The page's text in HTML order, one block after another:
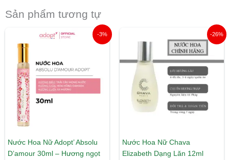
Sản phẩm tương tự
-3%
Nước Hoa Nữ Adopt’ Absolu
D’amour 30ml – Hương ngọt
Giá
gốc
495.000 ₫.
479.000 ₫.
-26%
Nước Hoa Nữ Chava
Elizabeth Dạng Lăn 12ml
gốc
390.000 ₫.
hiện
tại
là:
288.000 ₫.